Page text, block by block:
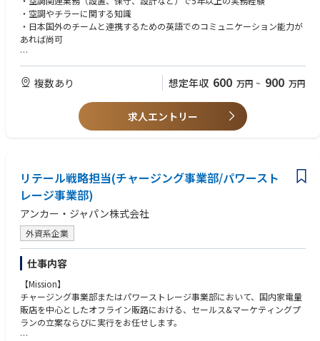
■やりがい・魅力
主な担当先はデータセンターで、最先端の技術やシステムが常に導入され
ているため、ご自身のスキルや知識も向上します。また、顧客に最も近い
現場で働くため、直接感謝の言葉をいただく機会が多く、やりがいを感じ
・空調やチラーに関する知識
・日本国外のチームと連携するための英語でのコミュニケーション能力が
あれば尚可
▶求める人物像
・パソコンおよびMicrosoft Officeソフトの基本知識を持つ方
・報告書作成スキルを持つ方
・チームワークを重視できる方を持つ方
・試行錯誤しながら業務に取り組める方
・学ぶことに好奇心がある方
複数あり 想定年収 600 万円 ~ 900 万円
求人エントリー
リテール戦略担当(チャージング事業部/パワースト
レージ事業部)
アンカー・ジャパン株式会社
外資系企業
仕事内容
【Mission】
チャージング事業部またはパワーストレージ事業部において、国内家電量
販店を中心としたオフライン販路における、セールス&マーケティングプ
ランの立案ならびに実行をお任せします。